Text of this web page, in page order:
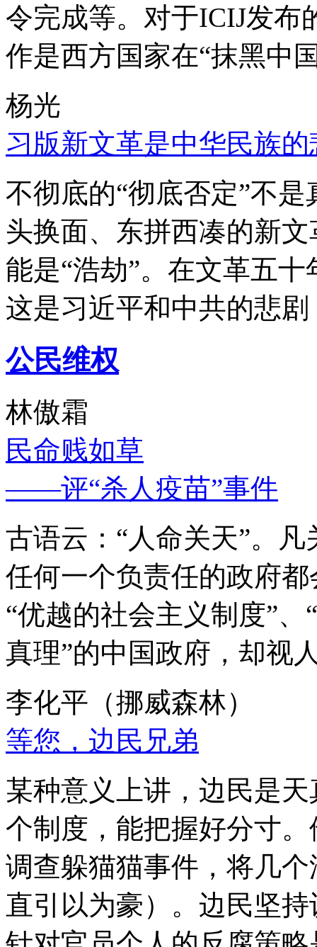
令完成等。对于ICIJ发布
作是西方国家在“抹黑中
杨光
习版新文革是中华民族的
不彻底的“彻底否定”不
头换面、东拼西凑的新
能是“浩劫”。在文革五
这是习近平和中共的悲
公民维权
林傲霜
民命贱如草
——评“杀人疫苗”事件
古语云：“人命关天”。
任何一个负责任的政府
“优越的社会主义制度”
真理”的中国政府，却视
李化平（挪威森林）
等您，边民兄弟
某种意义上讲，边民是
个制度，能把握好分寸
调查躲猫猫事件，将几
直引以为豪）。边民坚